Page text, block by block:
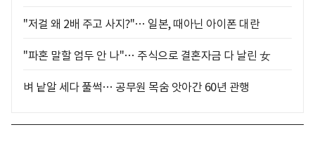
"저걸 왜 2배 주고 사지?"… 일본, 때아닌 아이폰 대란
"파혼 말할 엄두 안 나"… 주식으로 결혼자금 다 날린 女
벼 낱알 세다 풀썩… 공무원 목숨 앗아간 60년 관행